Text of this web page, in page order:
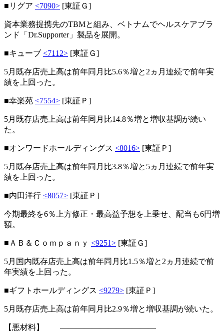
■リグア <7090> [東証Ｇ]
資本業務提携先のTBMと組み、ベトナムでヘルスケアブラ
ンド「Dr.Supporter」製品を展開。
■キューブ <7112> [東証Ｇ]
5月既存店売上高は前年同月比5.6％増と2ヵ月連続で前年実
績を上回った。
■幸楽苑 <7554> [東証Ｐ]
5月既存店売上高は前年同月比14.8％増と増収基調が続い
た。
■オンワードホールディングス <8016> [東証Ｐ]
5月既存店売上高は前年同月比3.8％増と5ヵ月連続で前年実
績を上回った。
■内田洋行 <8057> [東証Ｐ]
今期最終を6％上方修正・最高益予想を上乗せ、配当も6円増
額。
■ＡＢ＆Ｃｏｍｐａｎｙ <9251> [東証Ｇ]
5月国内既存店売上高は前年同月比1.5％増と2ヵ月連続で前
年実績を上回った。
■ギフトホールディングス <9279> [東証Ｐ]
5月既存店売上高は前年同月比2.9％増と増収基調が続いた。
【悪材料】 ――――――――――――